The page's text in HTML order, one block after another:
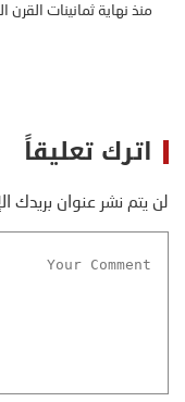
منذ نهاية ثمانينات القرن
اترك تعليقاً
لن يتم نشر عنوان بريدك